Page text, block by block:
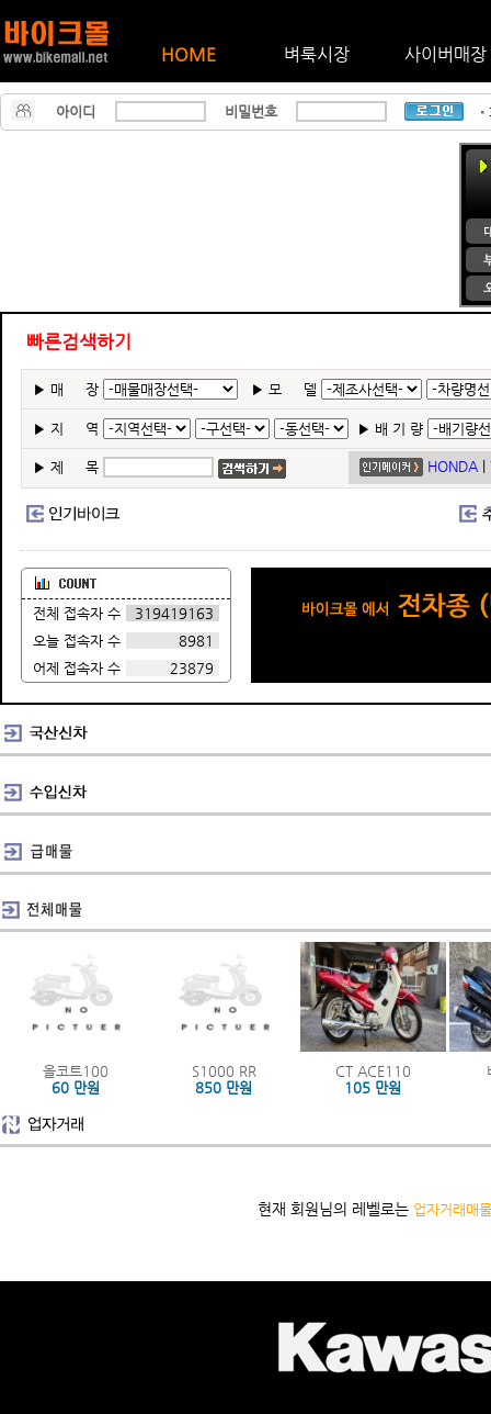
HOME 벼룩시장 사이버매장
아이디 비밀번호
빠른검색하기
▶ 매 장 ▶ 모 델
▶ 지 역 ▶ 배 기 량
▶ 제 목 HONDA|
전체 접속자 수
319419163
오늘 접속자 수
8981
어제 접속자 수
23879
올코트100
60 만원
S1000 RR
850 만원
CT ACE110
105 만원
현재 회원님의 레벨로는 업자거래매물